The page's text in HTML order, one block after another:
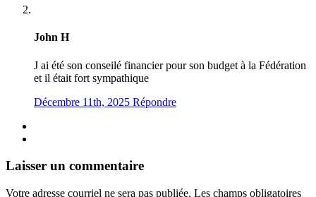
John H
J ai été son conseilé financier pour son budget à la Fédération
et il était fort sympathique
Décembre 11th, 2025 Répondre
Laisser un commentaire
Votre adresse courriel ne sera pas publiée. Les champs obligatoires